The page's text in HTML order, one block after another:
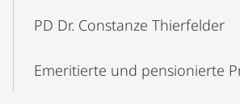
PD Dr. Constanze Thierfelder
Emeritierte und pensionierte